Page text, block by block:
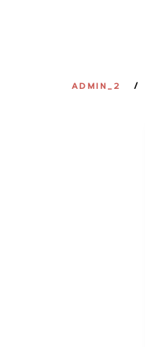
ADMIN_2